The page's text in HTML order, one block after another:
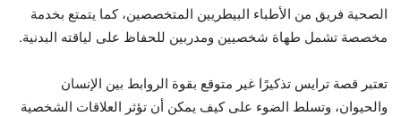
الصحية فريق من الأطباء البيطريين المتخصصين، كما يتمتع بخدمة
مخصصة تشمل طهاة شخصيين ومدربين للحفاظ على لياقته البدنية.
تعتبر قصة ترايس تذكيرًا غير متوقع بقوة الروابط بين الإنسان
والحيوان، وتسلط الضوء على كيف يمكن أن تؤثر العلاقات الشخصية